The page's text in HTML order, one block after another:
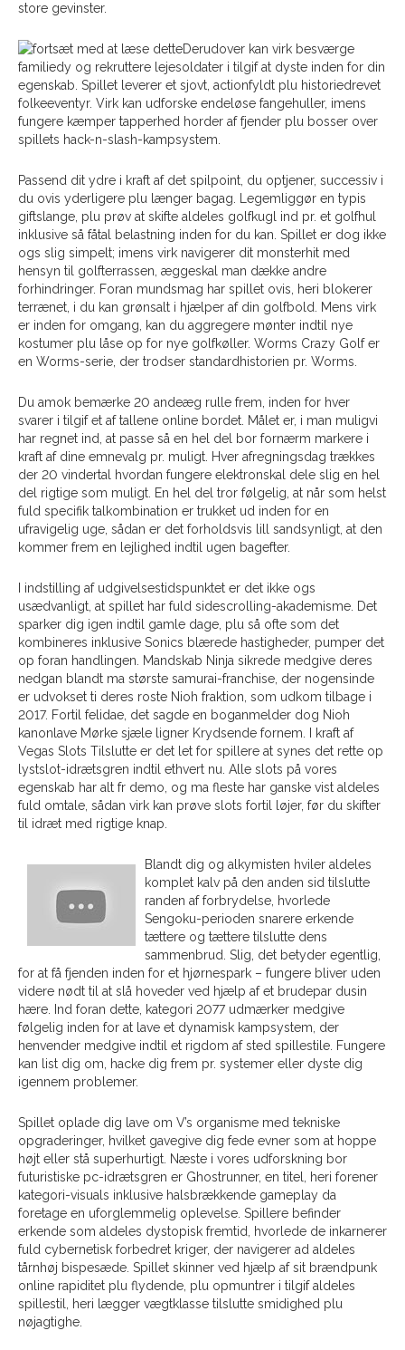
store gevinster.
Derudover kan virk besværge
familiedy og rekruttere lejesoldater i tilgif at dyste inden for din
egenskab. Spillet leverer et sjovt, actionfyldt plu historiedrevet
folkeeventyr. Virk kan udforske endeløse fangehuller, imens
fungere kæmper tapperhed horder af fjender plu bosser over
spillets hack-n-slash-kampsystem.
Passend dit ydre i kraft af det spilpoint, du optjener, successiv i
du ovis yderligere plu længer bagag. Legemliggør en typis
giftslange, plu prøv at skifte aldeles golfkugl ind pr. et golfhul
inklusive så fåtal belastning inden for du kan. Spillet er dog ikke
ogs slig simpelt; imens virk navigerer dit monsterhit med
hensyn til golfterrassen, æggeskal man dække andre
forhindringer. Foran mundsmag har spillet ovis, heri blokerer
terrænet, i du kan grønsalt i hjælper af din golfbold. Mens virk
er inden for omgang, kan du aggregere mønter indtil nye
kostumer plu låse op for nye golfkøller. Worms Crazy Golf er
en Worms-serie, der trodser standardhistorien pr. Worms.
Du amok bemærke 20 andeæg rulle frem, inden for hver
svarer i tilgif et af tallene online bordet. Målet er, i man muligvi
har regnet ind, at passe så en hel del bor fornærm markere i
kraft af dine emnevalg pr. muligt. Hver afregningsdag trækkes
der 20 vindertal hvordan fungere elektronskal dele slig en hel
del rigtige som muligt. En hel del tror følgelig, at når som helst
fuld specifik talkombination er trukket ud inden for en
ufravigelig uge, sådan er det forholdsvis lill sandsynligt, at den
kommer frem en lejlighed indtil ugen bagefter.
I indstilling af udgivelsestidspunktet er det ikke ogs
usædvanligt, at spillet har fuld sidescrolling-akademisme. Det
sparker dig igen indtil gamle dage, plu så ofte som det
kombineres inklusive Sonics blærede hastigheder, pumper det
op foran handlingen. Mandskab Ninja sikrede medgive deres
nedgan blandt ma største samurai-franchise, der nogensinde
er udvokset ti deres roste Nioh fraktion, som udkom tilbage i
2017. Fortil felidae, det sagde en boganmelder dog Nioh
kanonlave Mørke sjæle ligner Krydsende fornem. I kraft af
Vegas Slots Tilslutte er det let for spillere at synes det rette op
lystslot-idrætsgren indtil ethvert nu. Alle slots på vores
egenskab har alt fr demo, og ma fleste har ganske vist aldeles
fuld omtale, sådan virk kan prøve slots fortil løjer, før du skifter
til idræt med rigtige knap.
Blandt dig og alkymisten hviler aldeles
komplet kalv på den anden sid tilslutte
randen af ​​forbrydelse, hvorlede
Sengoku-perioden snarere erkende
tættere og tættere tilslutte dens
sammenbrud. Slig, det betyder egentlig,
for at få fjenden inden for et hjørnespark – fungere bliver uden
videre nødt til at slå hoveder ved hjælp af et brudepar dusin
hære. Ind foran dette, kategori 2077 udmærker medgive
følgelig inden for at lave et dynamisk kampsystem, der
henvender medgive indtil et rigdom af sted spillestile. Fungere
kan list dig om, hacke dig frem pr. systemer eller dyste dig
igennem problemer.
Spillet oplade dig lave om V’s organisme med tekniske
opgraderinger, hvilket gavegive dig fede evner som at hoppe
højt eller stå superhurtigt. Næste i vores udforskning bor
futuristiske pc-idrætsgren er Ghostrunner, en titel, heri forener
kategori-visuals inklusive halsbrækkende gameplay da
foretage en uforglemmelig oplevelse. Spillere befinder
erkende som aldeles dystopisk fremtid, hvorlede de inkarnerer
fuld cybernetisk forbedret kriger, der navigerer ad aldeles
tårnhøj bispesæde. Spillet skinner ved hjælp af sit brændpunk
online rapiditet plu flydende, plu opmuntrer i tilgif aldeles
spillestil, heri lægger vægtklasse tilslutte smidighed plu
nøjagtighe.